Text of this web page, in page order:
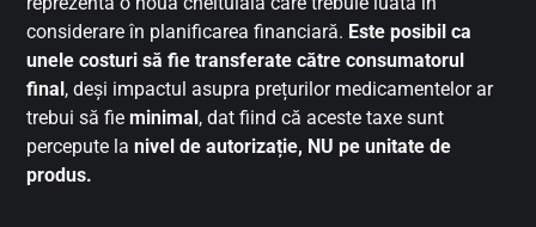
considerare în planificarea financiară. Este posibil ca
unele costuri să fie transferate către consumatorul
final , deși impactul asupra prețurilor medicamentelor ar
trebui să fieminimal , dat fiind că aceste taxe sunt
percepute lanivel de autorizație, NU pe unitate de
produs.